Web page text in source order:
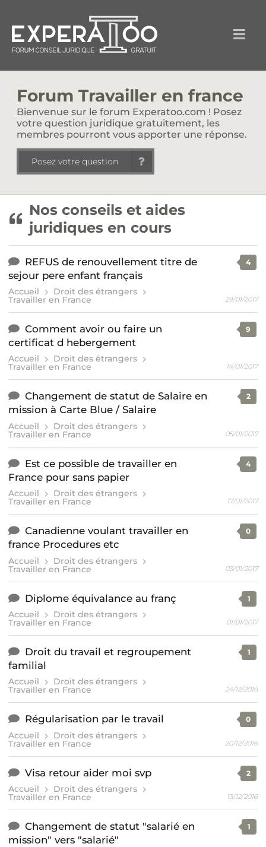
Forum Travailler en france
Bienvenue sur le forum Experatoo.com ! Posez
votre question juridique gratuitement, les
membres pourront vous apporter une réponse.
Posez votre question
Nos conseils et aides
juridiques en cours
REFUS de renouvellement titre de
sejour pere enfant français
Accueil Droit des étrangers
Travailler en France
4
29/01/2017
Comment avoir ou faire un
certificat d hebergement
Accueil Droit des étrangers
Travailler en France
9
14/01/2017
Changement de statut de Salaire en
mission à Carte Blue / Salaire
Accueil Droit des étrangers
Travailler en France
2
05/01/2017
Est ce possible de travailler en
France pour sans papier
Accueil Droit des étrangers
Travailler en France
4
17/01/2017
Canadienne voulant travailler en
france Procedures etc
Accueil Droit des étrangers
Travailler en France
0
03/01/2017
Diplome équivalance au franç
Accueil Droit des étrangers
Travailler en France
1
01/01/2017
Droit du travail et regroupement
familial
Accueil Droit des étrangers
Travailler en France
1
24/12/2016
Régularisation par le travail
Accueil Droit des étrangers
Travailler en France
0
20/12/2016
Visa retour aider moi svp
Accueil Droit des étrangers
Travailler en France
2
13/12/2016
Changement de statut "salarié en
mission" vers "salarié"
1